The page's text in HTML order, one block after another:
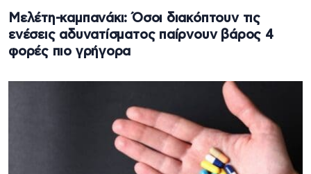
Μελέτη-καμπανάκι: Όσοι διακόπτουν τις
ενέσεις αδυνατίσματος παίρνουν βάρος 4
φορές πιο γρήγορα